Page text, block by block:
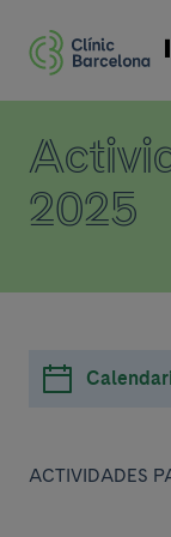
2025
ACTIVIDADES